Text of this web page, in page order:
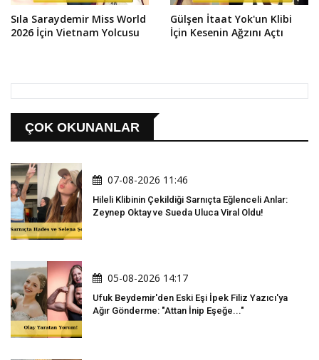
Sıla Saraydemir Miss World
2026 İçin Vietnam Yolcusu
Gülşen İtaat Yok'un Klibi
İçin Kesenin Ağzını Açtı
ÇOK OKUNANLAR
07-08-2026 11:46
Hileli Klibinin Çekildiği Sarnıçta Eğlenceli Anlar:
Zeynep Oktay ve Sueda Uluca Viral Oldu!
05-08-2026 14:17
Ufuk Beydemir'den Eski Eşi İpek Filiz Yazıcı'ya
Ağır Gönderme: "Attan İnip Eşeğe..."